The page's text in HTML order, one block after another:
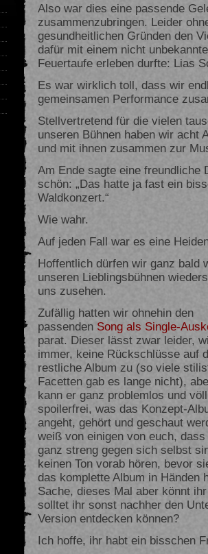
Also war dies eine passende
zusammenzubringen. Leider
gesundheitlichen Gründen den
dafür mit einem nicht
Feuertaufe erleben durfte: Lias
Es war wirklich toll, dass wir
gemeinsamen Performance
Stellvertretend für die vielen
unseren Bühnen haben wir acht
und mit ihnen zusammen zur
Am Ende sagte eine freundliche
schön: „Das hatte ja fast ein
Waldkonzert.“
Wie wahr.
Auf jeden Fall war es eine
Hoffentlich dürfen wir ganz bald
unseren Lieblingsbühnen
uns zusehen.
Zufällig hatten wir ohnehin den
passenden Song als Single-
parat. Dieser lässt zwar leider,
immer, keine Rückschlüsse auf
restliche Album zu (so viele
Facetten gab es lange nicht),
kann er ganz problemlos und
spoilerfrei, was das Konzept-
angeht, gehört und geschaut
weiß von einigen von euch,
ganz streng gegen sich selbst
keinen Ton vorab hören, bevor
das komplette Album in Händen
Sache, dieses Mal aber könnt
solltet ihr sonst nachher den
Version entdecken können?
Ich hoffe, ihr habt ein bisschen